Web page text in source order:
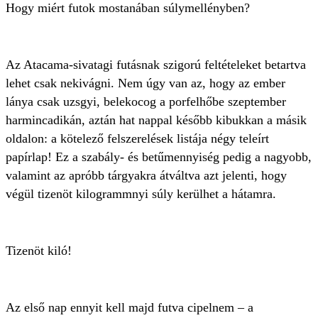
Hogy miért futok mostanában súlymellényben?
Az Atacama-sivatagi futásnak szigorú feltételeket betartva
lehet csak nekivágni. Nem úgy van az, hogy az ember
lánya csak uzsgyi, belekocog a porfelhőbe szeptember
harmincadikán, aztán hat nappal később kibukkan a másik
oldalon: a kötelező felszerelések listája négy teleírt
papírlap! Ez a szabály- és betűmennyiség pedig a nagyobb,
valamint az apróbb tárgyakra átváltva azt jelenti, hogy
végül tizenöt kilogrammnyi súly kerülhet a hátamra.
Tizenöt kiló!
Az első nap ennyit kell majd futva cipelnem – a